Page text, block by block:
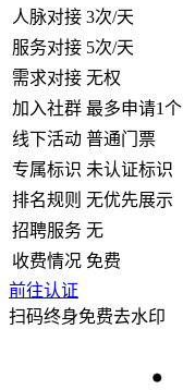
人脉对接 3次/天
服务对接 5次/天
需求对接 无权
加入社群 最多申请1个
线下活动 普通门票
专属标识 未认证标识
排名规则 无优先展示
招聘服务 无
收费情况 免费
前往认证
扫码终身免费去水印